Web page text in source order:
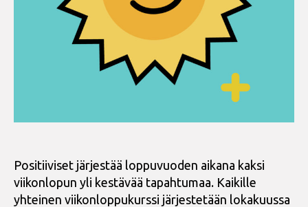
Positiiviset järjestää loppuvuoden aikana kaksi
viikonlopun yli kestävää tapahtumaa. Kaikille
yhteinen viikonloppukurssi järjestetään lokakuussa